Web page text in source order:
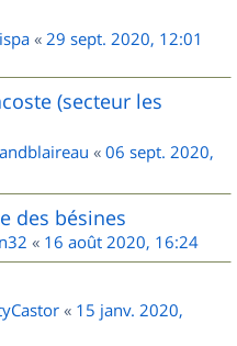
« 29 sept. 2020, 12:01
(secteur les
« 06 sept. 2020,
des bésines
« 16 août 2020, 16:24
« 15 janv. 2020,